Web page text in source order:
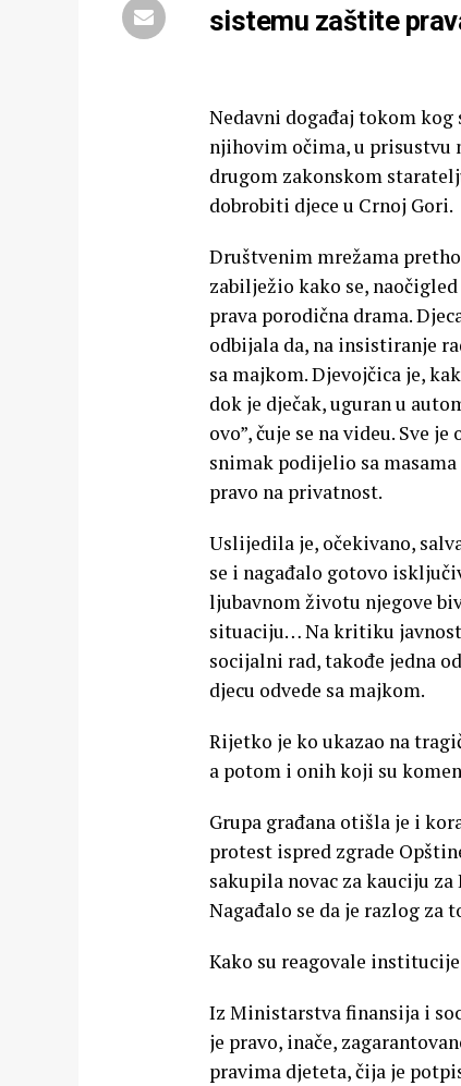
sistemu zaštite
Nedavni događaj tokom
njihovim očima, u prisustvu
drugom zakonskom
dobrobiti djece u Crnoj Gori.
Društvenim mrežama
zabilježio kako se,
prava porodična drama.
odbijala da, na insistiranje
sa majkom. Djevojčica je,
dok je dječak, uguran u
ovo”, čuje se na videu. Sve
snimak podijelio sa
pravo na privatnost.
Uslijedila je, očekivano,
se i nagađalo gotovo
ljubavnom životu njegove
situaciju… Na kritiku
socijalni rad, takođe jedna
djecu odvede sa majkom.
Rijetko je ko ukazao na
a potom i onih koji su
Grupa građana otišla je i
protest ispred zgrade
sakupila novac za kauciju za
Nagađalo se da je razlog za
Kako su reagovale
Iz Ministarstva finansija i
je pravo, inače,
pravima djeteta, čija je